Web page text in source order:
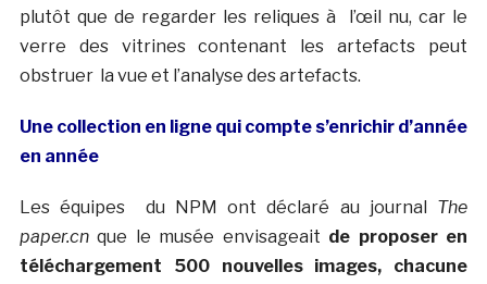
plutôt que de regarder les reliques à l’œil nu, car le
verre des vitrines contenant les artefacts peut
obstruer la vue et l’analyse des artefacts.
Une collection en ligne qui compte s’enrichir d’année
en année
Les équipes du NPM ont déclaré au journal The
paper.cnque le musée envisageait de proposer en
téléchargement 500 nouvelles images, chacune